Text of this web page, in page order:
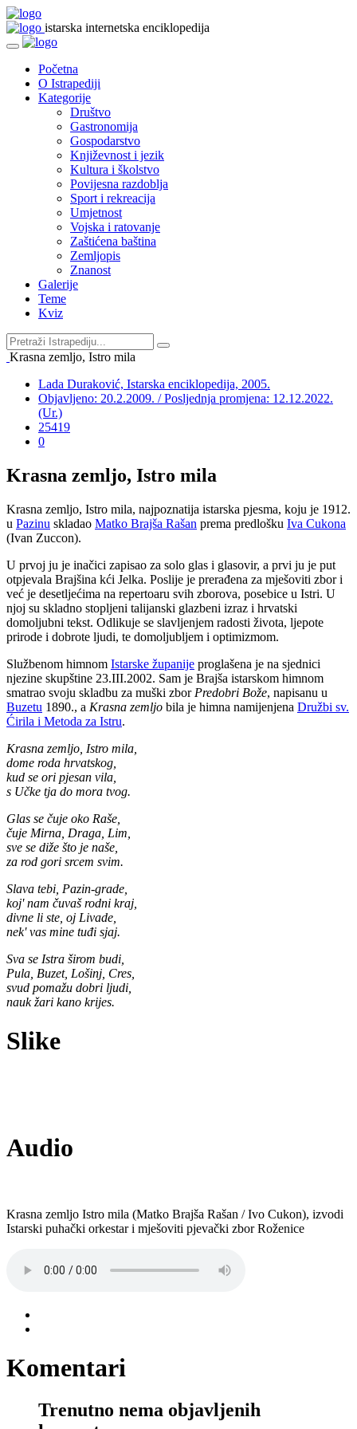
istarska internetska enciklopedija
Početna
O Istrapediji
Kategorije
Društvo
Gastronomija
Gospodarstvo
Književnost i jezik
Kultura i školstvo
Povijesna razdoblja
Sport i rekreacija
Umjetnost
Vojska i ratovanje
Zaštićena baština
Zemljopis
Znanost
Galerije
Teme
Kviz
Krasna zemljo, Istro mila
Lada Duraković, Istarska enciklopedija, 2005.
Objavljeno: 20.2.2009. / Posljednja promjena: 12.12.2022.
(Ur.)
25419
0
Krasna zemljo, Istro mila
Krasna zemljo, Istro mila, najpoznatija istarska pjesma, koju je 1912.
u Pazinu skladao Matko Brajša Rašan prema predlošku Iva Cukona
(Ivan Zuccon).
U prvoj ju je inačici zapisao za solo glas i glasovir, a prvi ju je put
otpjevala Brajšina kći Jelka. Poslije je prerađena za mješoviti zbor i
već je desetljećima na repertoaru svih zborova, posebice u Istri. U
njoj su skladno stopljeni talijanski glazbeni izraz i hrvatski
domoljubni tekst. Odlikuje se slavljenjem radosti života, ljepote
prirode i dobrote ljudi, te domoljubljem i optimizmom.
Službenom himnom Istarske županije proglašena je na sjednici
njezine skupštine 23.III.2002. Sam je Brajša istarskom himnom
smatrao svoju skladbu za muški zbor Predobri Bože, napisanu u
Buzetu 1890., a Krasna zemljo bila je himna namijenjena Družbi sv.
Ćirila i Metoda za Istru.
Krasna zemljo, Istro mila,
dome roda hrvatskog,
kud se ori pjesan vila,
s Učke tja do mora tvog.
Glas se čuje oko Raše,
čuje Mirna, Draga, Lim,
sve se diže što je naše,
za rod gori srcem svim.
Slava tebi, Pazin-grade,
koj' nam čuvaš rodni kraj,
divne li ste, oj Livade,
nek' vas mine tuđi sjaj.
Sva se Istra širom budi,
Pula, Buzet, Lošinj, Cres,
svud pomažu dobri ljudi,
nauk žari kano krijes.
Slike
Audio
Krasna zemljo Istro mila (Matko Brajša Rašan / Ivo Cukon), izvodi
Istarski puhački orkestar i mješoviti pjevački zbor Roženice
Komentari
Trenutno nema objavljenih